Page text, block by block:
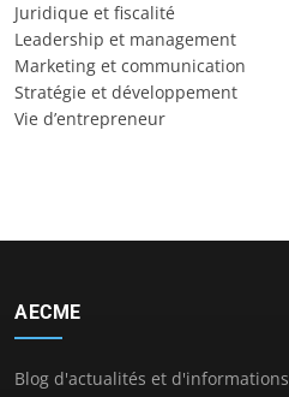
Juridique et fiscalité
Leadership et management
Marketing et communication
Stratégie et développement
Vie d’entrepreneur
AECME
Blog d'actualités et d'informations